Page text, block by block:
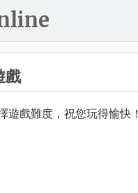
戲
遊戲難度，祝您玩得愉快！